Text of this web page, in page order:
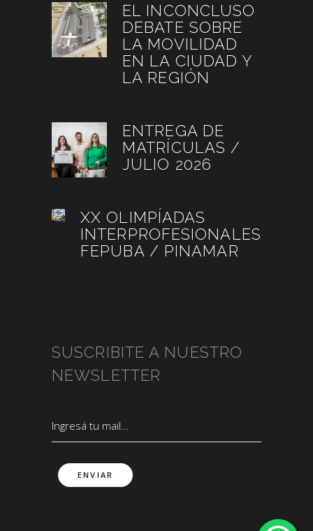
EL INCONCLUSO
DEBATE SOBRE
LA MOVILIDAD
EN LA CIUDAD Y
LA REGIÓN
ENTREGA DE
MATRÍCULAS /
JULIO 2026
XX OLIMPÍADAS
INTERPROFESIONALES
FEPUBA / PINAMAR
SUSCRIBITE A NUESTRO
NEWSLETTER